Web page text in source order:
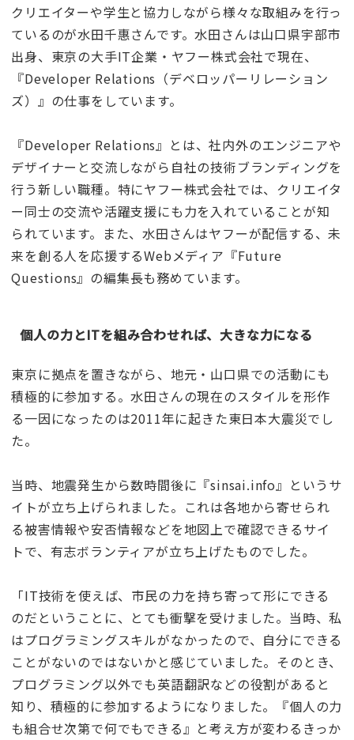
クリエイターや学生と協力しながら様々な取組みを行っ
ているのが水田千惠さんです。水田さんは山口県宇部市
出身、東京の大手IT企業・ヤフー株式会社で現在、
『Developer Relations（デベロッパーリレーション
ズ）』の仕事をしています。
『Developer Relations』とは、社内外のエンジニアや
デザイナーと交流しながら自社の技術ブランディングを
行う新しい職種。特にヤフー株式会社では、クリエイタ
ー同士の交流や活躍支援にも力を入れていることが知
られています。また、水田さんはヤフーが配信する、未
来を創る人を応援するWebメディア『Future
Questions』の編集長も務めています。
個人の力とITを組み合わせれば、大きな力になる
東京に拠点を置きながら、地元・山口県での活動にも
積極的に参加する。水田さんの現在のスタイルを形作
る一因になったのは2011年に起きた東日本大震災でし
た。
当時、地震発生から数時間後に『sinsai.info』というサ
イトが立ち上げられました。これは各地から寄せられ
る被害情報や安否情報などを地図上で確認できるサイ
トで、有志ボランティアが立ち上げたものでした。
「IT技術を使えば、市民の力を持ち寄って形にできる
のだということに、とても衝撃を受けました。当時、私
はプログラミングスキルがなかったので、自分にできる
ことがないのではないかと感じていました。そのとき、
プログラミング以外でも英語翻訳などの役割があると
知り、積極的に参加するようになりました。『個人の力
も組合せ次第で何でもできる』と考え方が変わるきっか